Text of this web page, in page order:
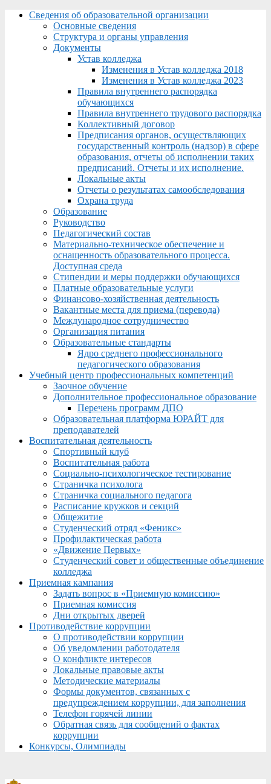
Menu
Сведения об образовательной организации
Основные сведения
Структура и органы управления
Документы
Устав колледжа
Изменения в Устав колледжа 2018
Изменения в Устав колледжа 2023
Правила внутреннего распорядка
обучающихся
Правила внутреннего трудового распорядка
Коллективный договор
Предписания органов, осуществляющих
государственный контроль (надзор) в сфере
образования, отчеты об исполнении таких
предписаний. Отчеты и их исполнение.
Локальные акты
Отчеты о результатах самообследования
Охрана труда
Образование
Руководство
Педагогический состав
Материально-техническое обеспечение и
оснащенность образовательного процесса.
Доступная среда
Стипендии и меры поддержки обучающихся
Платные образовательные услуги
Финансово-хозяйственная деятельность
Вакантные места для приема (перевода)
Международное сотрудничество
Организация питания
Образовательные стандарты
Ядро среднего профессионального
педагогического образования
Учебный центр профессиональных компетенций
Заочное обучение
Дополнительное профессиональное образование
Перечень программ ДПО
Образовательная платформа ЮРАЙТ для
преподавателей
Воспитательная деятельность
Спортивный клуб
Воспитательная работа
Социально-психологическое тестирование
Страничка психолога
Страничка социального педагога
Расписание кружков и секций
Общежитие
Студенческий отряд «Феникс»
Профилактическая работа
«Движение Первых»
Студенческий совет и общественные объединение
колледжа
Приемная кампания
Задать вопрос в «Приемную комиссию»
Приемная комиссия
Дни открытых дверей
Противодействие коррупции
О противодействии коррупции
Об уведомлении работодателя
О конфликте интересов
Локальные правовые акты
Методические материалы
Формы документов, связанных с
предупреждением коррупции, для заполнения
Телефон горячей линии
Обратная связь для сообщений о фактах
коррупции
Конкурсы, Олимпиады